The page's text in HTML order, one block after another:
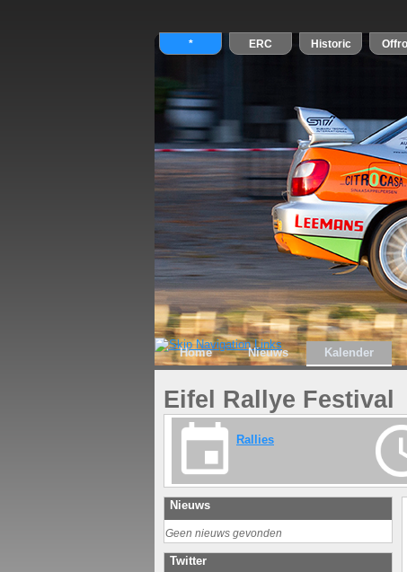
Home Nieuws Kalender
Eifel Rallye Festival
Rallies
Nieuws
Geen nieuws gevonden
Twitter